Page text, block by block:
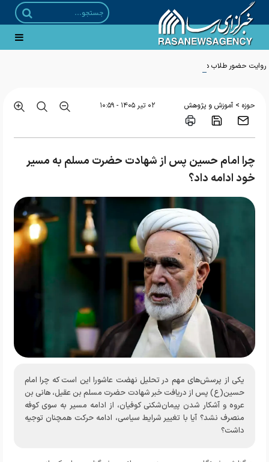
روایت حضور طلاب در بزرگ‌ترین اجتماع حسینی
حوزه > آموزش و پژوهش ۰۲ تير ۱۴۰۵ - ۱۰:۵۹
چرا امام حسین پس از شهادت حضرت مسلم به مسیر
خود ادامه داد؟
یکی از پرسش‌های مهم در تحلیل نهضت عاشورا این است که چرا امام
حسین(ع) پس از دریافت خبر شهادت حضرت مسلم بن عقیل، هانی بن
عروه و آشکار شدن پیمان‌شکنی کوفیان، از ادامه مسیر به سوی کوفه
منصرف نشد؟ آیا با تغییر شرایط سیاسی، ادامه حرکت همچنان توجیه
داشت؟